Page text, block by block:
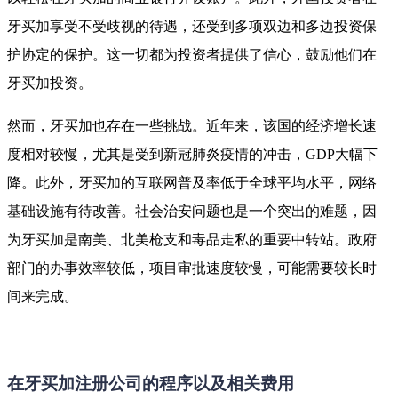
牙买加享受不受歧视的待遇，还受到多项双边和多边投资保
护协定的保护。这一切都为投资者提供了信心，鼓励他们在
牙买加投资。
然而，牙买加也存在一些挑战。近年来，该国的经济增长速
度相对较慢，尤其是受到新冠肺炎疫情的冲击，GDP大幅下
降。此外，牙买加的互联网普及率低于全球平均水平，网络
基础设施有待改善。社会治安问题也是一个突出的难题，因
为牙买加是南美、北美枪支和毒品走私的重要中转站。政府
部门的办事效率较低，项目审批速度较慢，可能需要较长时
间来完成。
在牙买加注册公司的程序以及相关费用